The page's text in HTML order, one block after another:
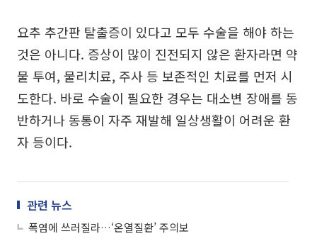
요추 추간판 탈출증이 있다고 모두 수술을 해야 하는
것은 아니다. 증상이 많이 진전되지 않은 환자라면 약
물 투여, 물리치료, 주사 등 보존적인 치료를 먼저 시
도한다. 바로 수술이 필요한 경우는 대소변 장애를 동
반하거나 동통이 자주 재발해 일상생활이 어려운 환
자 등이다.
관련 뉴스
폭염에 쓰러질라…‘온열질환’ 주의보